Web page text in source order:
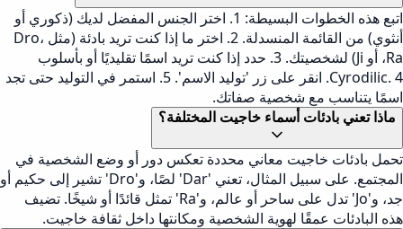
اتبع هذه الخطوات البسيطة: 1. اختر الجنس المفضل لديك (ذكوري أو
أنثوي) من القائمة المنسدلة. 2. اختر ما إذا كنت تريد بادئة (مثل Dro،
Ra، أو Ji) لشخصيتك. 3. حدد إذا كنت تريد اسمًا تقليديًا أو بأسلوب
Cyrodilic. 4. انقر على زر 'توليد الاسم'. 5. استمر في التوليد حتى تجد
اسمًا يتناسب مع شخصية صفاتك.
ماذا تعني بادئات أسماء خاجيت المختلفة؟
تحمل بادئات خاجيت معاني محددة تعكس دور أو وضع الشخصية في
المجتمع. على سبيل المثال، تعني 'Dar' لصًا، و'Dro' تشير إلى حكيم أو
جد، و'Jo' تدل على ساحر أو عالم، و'Ra' تمثل قائدًا أو شيخًا. تضيف
هذه البادئات عمقًا لهوية الشخصية ومكانتها داخل ثقافة خاجيت.